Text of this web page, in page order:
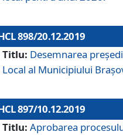
898/20.12.2019
Titlu: Desemnarea
Local al Municipiului
897/10.12.2019
Titlu: Aprobarea